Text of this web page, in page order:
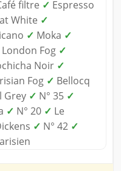
filtre ✓ Espresso
White ✓
✓ Moka ✓
London Fog ✓
Noir ✓
Fog ✓ Bellocq
Grey ✓ N° 35 ✓
✓ N° 20 ✓ Le
✓ N° 42 ✓